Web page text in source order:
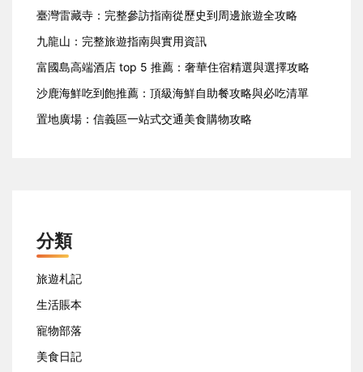
臺灣雷藏寺：完整參訪指南從歷史到周邊旅遊全攻略
九龍山：完整旅遊指南與實用資訊
富國島高端酒店 top 5 推薦：奢華住宿精選與選擇攻略
沙鹿海鮮吃到飽推薦：頂級海鮮自助餐攻略與必吃清單
置地廣場：信義區一站式交通美食購物攻略
分類
旅遊札記
生活賬本
寵物部落
美食日記